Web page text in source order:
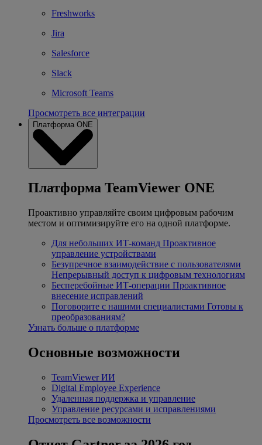
Freshworks
Jira
Salesforce
Slack
Microsoft Teams
Просмотреть все интеграции
Платформа ONE
Платформа TeamViewer ONE
Проактивно управляйте своим цифровым рабочим
местом и оптимизируйте его на одной платформе.
Для небольших ИТ-команд Проактивное
управление устройствами
Безупречное взаимодействие с пользователями
Непрерывный доступ к цифровым технологиям
Бесперебойные ИТ-операции Проактивное
внесение исправлений
Поговорите с нашими специалистами Готовы к
преобразованиям?
Узнать больше о платформе
Основные возможности
TeamViewer ИИ
Digital Employee Experience
Удаленная поддержка и управление
Управление ресурсами и исправлениями
Просмотреть все возможности